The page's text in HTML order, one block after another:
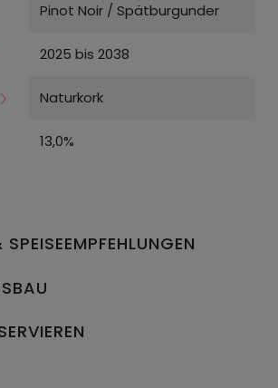
Pinot Noir / Spätburgunder
2025 bis 2038
Naturkork
13,0%